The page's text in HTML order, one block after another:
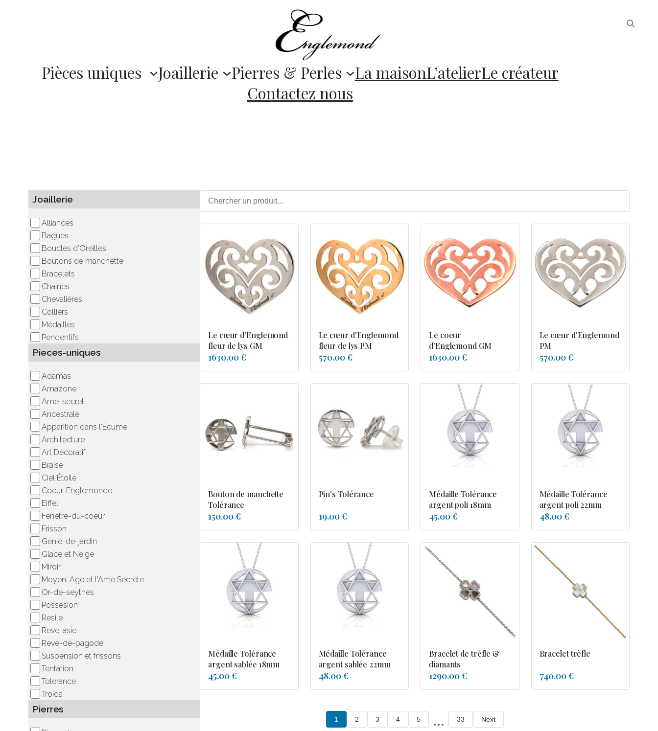
Pièces uniques Joaillerie Pierres & Perles La maisonL’atelierLe créateur
Contactez nous
Joaillerie
Alliances
Bagues
Boucles d’Oreilles
Boutons de manchette
Bracelets
Chaines
Chevalières
Colliers
Médailles
Pendentifs
Pieces-uniques
Adamas
Amazone
Ame-secret
Ancestrale
Apparition dans l'Écume
Architecture
Art Décoratif
Braise
Ciel Étoilé
Coeur-Englemonde
Eiffel
Fenetre-du-coeur
Frisson
Genie-de-jardin
Glace et Neige
Miroir
Moyen-Age et l'Ame Secrète
Or-de-seythes
Possesion
Resile
Reve-asie
Reve-de-pagode
Suspension et frissons
Tentation
Tolerance
Troida
Pierres
Le cœur d'Englemond
fleur de lys GM
1630.00 €
Le cœur d'Englemond
fleur de lys PM
570.00 €
Le coeur
d'Englemond GM
1630.00 €
Le cœur d'Englemond
PM
570.00 €
Bouton de manchette
Tolérance
150.00 €
Pin's Tolérance
19.00 €
Médaille Tolérance
argent poli 18mm
45.00 €
Médaille Tolérance
argent poli 22mm
48.00 €
Médaille Tolérance
argent sablée 18mm
45.00 €
Médaille Tolérance
argent sablée 22mm
48.00 €
Bracelet de trèfle &
diamants
1290.00 €
Bracelet trèfle
740.00 €
1 2 3 4 5 ... 33 Next